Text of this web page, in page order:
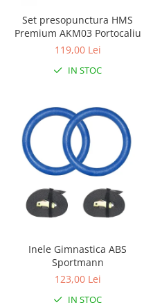
Trotinete copii si adulti
Biciclete fara pedale
Masinute fara pedale
Role copii si adulti
Masinute si motociclete electrice
Marsupii
Premergatoare
Skateboard
Scaune de biciclete copii
Baie
Lenjerie mamici
Set presopunctura HMS
Premium AKM03 Portocaliu
119,00 Lei
IN STOC
Inele Gimnastica ABS
Sportmann
123,00 Lei
IN STOC